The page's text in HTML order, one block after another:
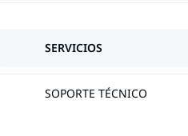
SERVICIOS
SOPORTE TÉCNICO